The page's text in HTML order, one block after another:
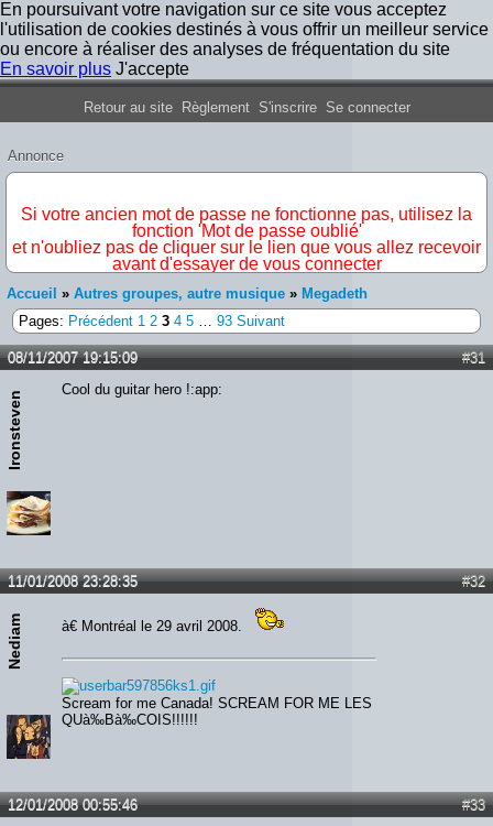
En poursuivant votre navigation sur ce site vous acceptez
l'utilisation de cookies destinés à vous offrir un meilleur service
ou encore à réaliser des analyses de fréquentation du site
En savoir plus J'accepte
Forum Iron Maiden France
Retour au site Règlement S'inscrire Se connecter
Annonce
Si votre ancien mot de passe ne fonctionne pas, utilisez la
fonction 'Mot de passe oublié'
et n'oubliez pas de cliquer sur le lien que vous allez recevoir
avant d'essayer de vous connecter
Accueil » Autres groupes, autre musique » Megadeth
Pages: Précédent 1 2 3 4 5 … 93 Suivant
#31
08/11/2007 19:15:09
Ironsteven
Cool du guitar hero !:app:
#32
11/01/2008 23:28:35
Nediam à€ Montréal le 29 avril 2008.
Scream for me Canada! SCREAM FOR ME LES
QUà‰Bà‰COIS!!!!!!
#33
12/01/2008 00:55:46